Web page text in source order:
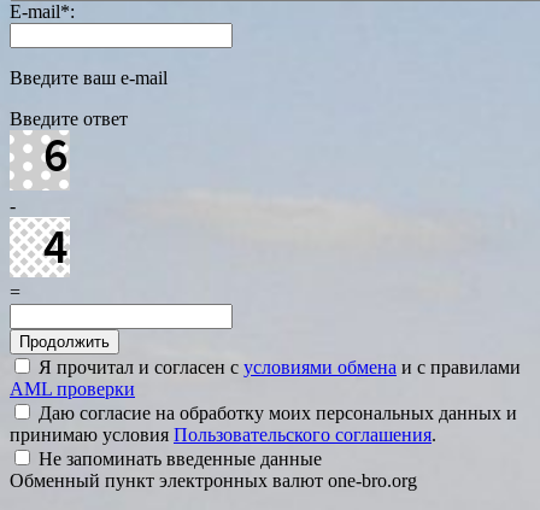
E-mail*:
Введите ваш e-mail
Введите ответ
-
=
Я прочитал и согласен с условиями обмена и с правилами
AML проверки
Даю согласие на обработку моих персональных данных и
принимаю условия Пользовательского соглашения.
Не запоминать введенные данные
Обменный пункт электронных валют one-bro.org